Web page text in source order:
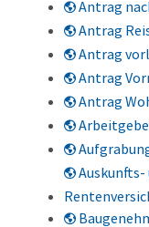
Antrag
Antrag
Antrag
Antrag
Antrag